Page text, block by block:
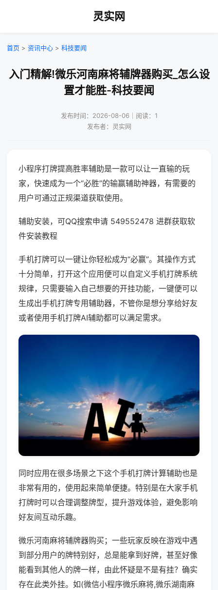
灵实网
首页 > 资讯中心 > 科技要闻
入门精解!微乐河南麻将辅牌器购买_怎么设
置才能胜-科技要闻
发布时间：2026-08-06｜阅读：1
发布者：灵实网
小程序打牌提高胜率辅助是一款可以让一直输的玩
家，快速成为一个“必胜”的输赢辅助神器，有需要的
用户可通过正规渠道获取使用。
辅助安装，可QQ搜索申请 549552478 进群获取软
件安装教程
手机打牌可以一键让你轻松成为“必赢”。其操作方式
十分简单，打开这个应用便可以自定义手机打牌系统
规律，只需要输入自己想要的开挂功能，一键便可以
生成出手机打牌专用辅助器，不管你是想分享给好友
或者使用手机打牌AI辅助都可以满足需求。
同时应用在很多场景之下这个手机打牌计算辅助也是
非常有用的，使用起来简单便捷。特别是在大家手机
打牌时可以合理调整牌型，提升游戏体验，避免影响
好友间互动乐趣。
微乐河南麻将辅牌器购买；一些玩家反映在游戏中遇
到部分用户的牌特别好，总是能拿到好牌，甚至好像
能看到其他人的牌一样，由此怀疑是不是有挂？确实
存在此类外挂。如(微信小程序微乐麻将,微乐湖南麻